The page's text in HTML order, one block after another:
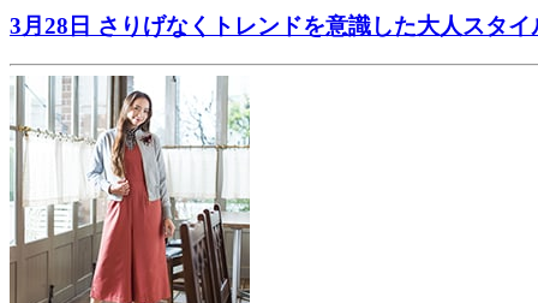
3月28日 さりげなくトレンドを意識した大人スタ